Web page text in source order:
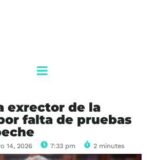
exrector de la
falta de pruebas
14, 2026 7:33 pm 2 minutes